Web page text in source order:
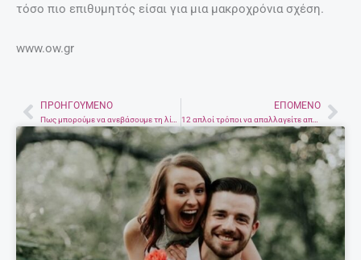
τόσο πιο επιθυμητός είσαι για μια μακροχρόνια σχέση.
www.ow.gr
PrevΠΡΟΗΓΟΎΜΕΝΟ ΕΠΌΜΕΝΟ
12 απλοί τρόποι να απαλλαγείτε από το στρες